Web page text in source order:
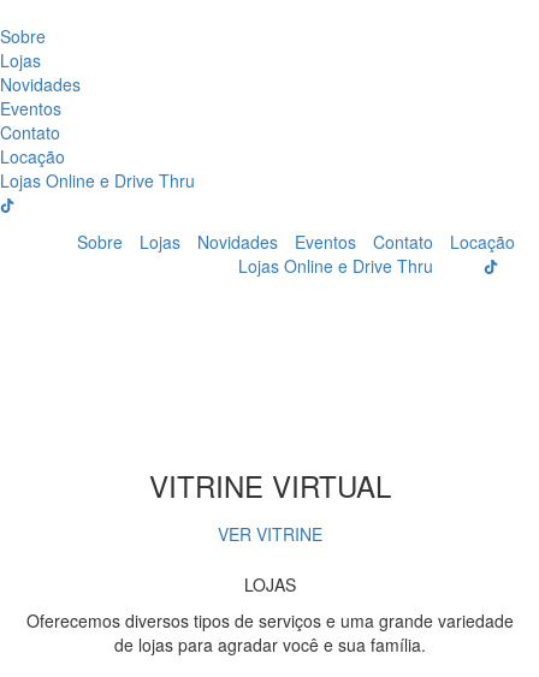
Sobre
Lojas
Novidades
Eventos
Contato
Locação
Lojas Online e Drive Thru
Sobre Lojas Novidades Eventos Contato
Locação
Lojas Online e Drive Thru
VITRINE VIRTUAL
VER VITRINE
LOJAS
Oferecemos diversos tipos de serviços e uma grande variedade
de lojas para agradar você e sua família.